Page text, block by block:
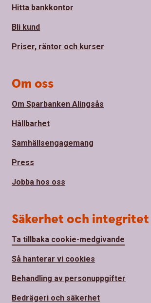
Hitta bankkontor
Bli kund
Priser, räntor och kurser
Om oss
Om Sparbanken Alingsås
Hållbarhet
Samhällsengagemang
Press
Jobba hos oss
Säkerhet och integritet
Ta tillbaka cookie-medgivande
Så hanterar vi cookies
Behandling av personuppgifter
Bedrägeri och säkerhet